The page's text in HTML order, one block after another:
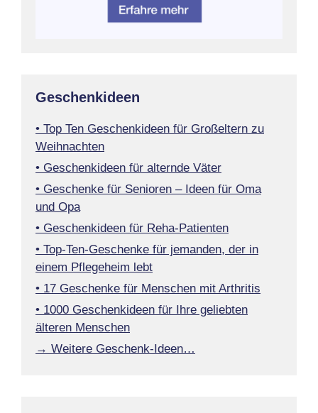
Geschenkideen
• Top Ten Geschenkideen für Großeltern zu
Weihnachten
• Geschenkideen für alternde Väter
• Geschenke für Senioren – Ideen für Oma
und Opa
• Geschenkideen für Reha-Patienten
• Top-Ten-Geschenke für jemanden, der in
einem Pflegeheim lebt
• 17 Geschenke für Menschen mit Arthritis
• 1000 Geschenkideen für Ihre geliebten
älteren Menschen
→ Weitere Geschenk-Ideen…